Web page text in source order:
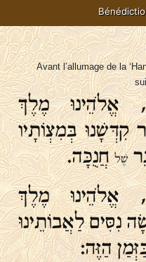
Avant l’allumage de la
אֱלֹהֵינוּ מֶלֶךְ
בְּמִצְוֹתָיו
שֶׁלחֲנֻכָּה.
אֱלֹהֵינוּ מֶלֶךְ
נִסִּים לַאֲבוֹתֵינוּ
הַזֶּה: